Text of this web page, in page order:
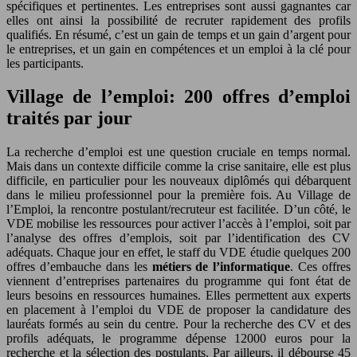
spécifiques et pertinentes. Les entreprises sont aussi gagnantes car
elles ont ainsi la possibilité de recruter rapidement des profils
qualifiés. En résumé, c’est un gain de temps et un gain d’argent pour
le entreprises, et un gain en compétences et un emploi à la clé pour
les participants.
Village de l’emploi: 200 offres d’emploi
traités par jour
La recherche d’emploi est une question cruciale en temps normal.
Mais dans un contexte difficile comme la crise sanitaire, elle est plus
difficile, en particulier pour les nouveaux diplômés qui débarquent
dans le milieu professionnel pour la première fois. Au Village de
l’Emploi, la rencontre postulant/recruteur est facilitée. D’un côté, le
VDE mobilise les ressources pour activer l’accès à l’emploi, soit par
l’analyse des offres d’emplois, soit par l’identification des CV
adéquats. Chaque jour en effet, le staff du VDE étudie quelques 200
offres d’embauche dans les métiers de l’informatique. Ces offres
viennent d’entreprises partenaires du programme qui font état de
leurs besoins en ressources humaines. Elles permettent aux experts
en placement à l’emploi du VDE de proposer la candidature des
lauréats formés au sein du centre. Pour la recherche des CV et des
profils adéquats, le programme dépense 12000 euros pour la
recherche et la sélection des postulants. Par ailleurs, il débourse 45